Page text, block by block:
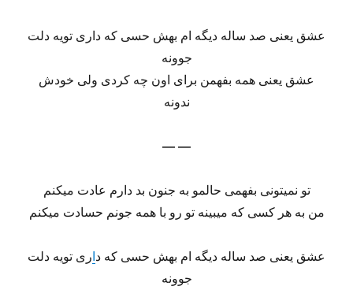
عشق یعنی صد ساله دیگه ام بهش حسی که داری تویه دلت
جوونه
عشق یعنی همه بفهمن برای اون چه کردی ولی خودش
ندونه
— —
تو نمیتونی بفهمی حالمو به جنون بد دارم عادت میکنم
من به هر کسی که میبینه تو رو با همه جونم حسادت میکنم
عشق یعنی صد ساله دیگه ام بهش حسی که د ری تویه دلت
جوونه